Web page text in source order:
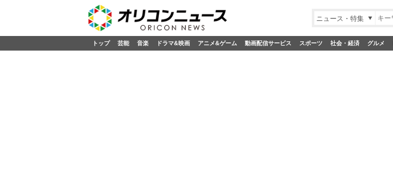
ニュース・特集
トップ 芸能 音楽 ドラマ&映画 アニメ&ゲーム 動画配信サービス スポーツ 社会・経済 グルメ